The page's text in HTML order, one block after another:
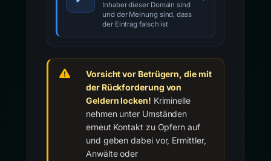
Inhaber dieser Domain sind
und der Meinung sind, dass
der Eintrag falsch ist
Vorsicht vor Betrügern, die mit
der Rückforderung von
Geldern locken! Kriminelle
nehmen unter Umständen
erneut Kontakt zu Opfern auf
und geben dabei vor, Ermittler,
Anwälte oder